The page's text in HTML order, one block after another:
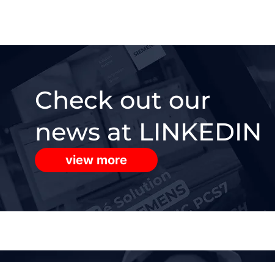
Check out our
news at LINKEDIN
view more